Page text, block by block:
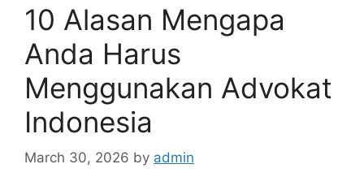
10 Alasan Mengapa
Anda Harus
Menggunakan Advokat
Indonesia
March 30, 2026 by admin